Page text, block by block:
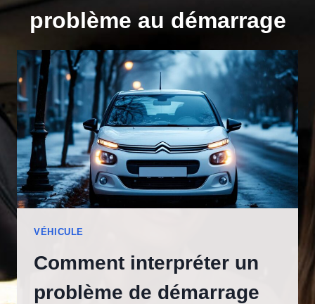
problème au démarrage
VÉHICULE
Comment interpréter un
problème de démarrage